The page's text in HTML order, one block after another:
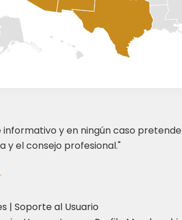
y en ningún caso pretende
y el consejo profesional."
| Soporte al Usuario